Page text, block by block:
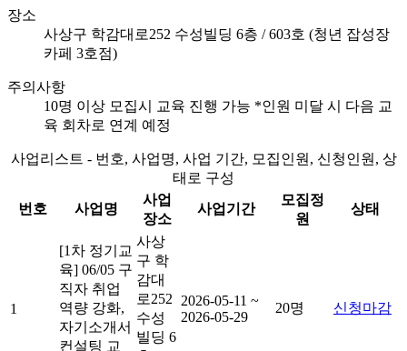
장소
사상구 학감대로252 수성빌딩 6층 / 603호 (청년 잡성장
카페 3호점)
주의사항
10명 이상 모집시 교육 진행 가능 *인원 미달 시 다음 교
육 회차로 연계 예정
사업리스트 - 번호, 사업명, 사업 기간, 모집인원, 신청인원, 상
태로 구성
번호
사업명
사업
장소
사업기간
모집정
원
상태
1
[1차 정기교
육] 06/05 구
직자 취업
역량 강화,
자기소개서
컨설팅 교
사상
구 학
감대
로252
수성
빌딩 6
2026-05-11 ~
2026-05-29
20명 신청마감